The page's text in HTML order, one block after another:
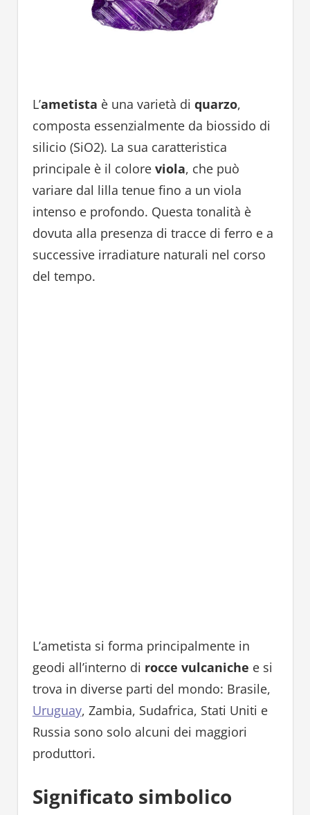
L’ametista è una varietà di quarzo,
composta essenzialmente da biossido di
silicio (SiO2). La sua caratteristica
principale è il colore viola, che può
variare dal lilla tenue fino a un viola
intenso e profondo. Questa tonalità è
dovuta alla presenza di tracce di ferro e a
successive irradiature naturali nel corso
del tempo.
L’ametista si forma principalmente in
geodi all’interno di rocce vulcaniche e si
trova in diverse parti del mondo: Brasile,
Uruguay, Zambia, Sudafrica, Stati Uniti e
Russia sono solo alcuni dei maggiori
produttori.
Significato simbolico